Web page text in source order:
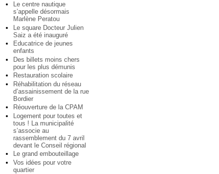
Le centre nautique
s’appelle désormais
Marlène Peratou
Le square Docteur Julien
Saiz a été inauguré
Educatrice de jeunes
enfants
Des billets moins chers
pour les plus démunis
Restauration scolaire
Réhabilitation du réseau
d’assainissement de la rue
Bordier
Réouverture de la CPAM
Logement pour toutes et
tous ! La municipalité
s’associe au
rassemblement du 7 avril
devant le Conseil régional
Le grand embouteillage
Vos idées pour votre
quartier